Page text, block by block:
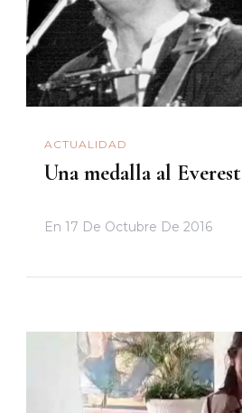
ACTUALIDAD
Una medalla al Everest
En 17 De Octubre De 2016